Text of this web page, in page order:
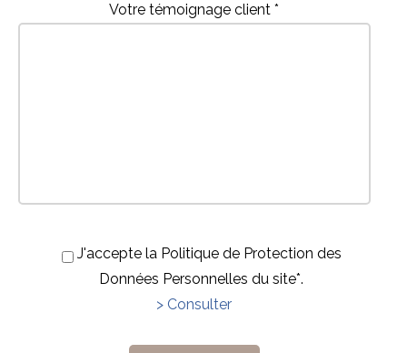
Votre témoignage client *
J'accepte la Politique de Protection des
Données Personnelles du site*.
> Consulter